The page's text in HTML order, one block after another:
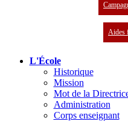
Aides
L'École
Historique
Mission
Mot de la
Administration
Corps enseignant